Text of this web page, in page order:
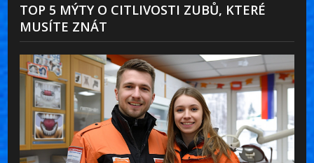
TOP 5 MÝTY O CITLIVOSTI ZUBŮ, KTERÉ
MUSÍTE ZNÁT